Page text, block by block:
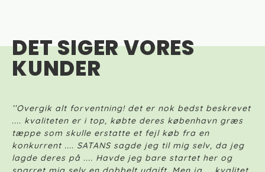
DET SIGER VORES
KUNDER
’’Overgik alt forventning! det er nok bedst beskrevet
.... kvaliteten er i top, købte deres københavn græs
tæppe som skulle erstatte et fejl køb fra en
konkurrent .... SATANS sagde jeg til mig selv, da jeg
lagde deres på .... Havde jeg bare startet her og